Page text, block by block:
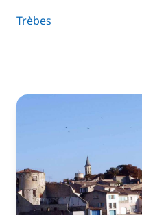
Trèbes